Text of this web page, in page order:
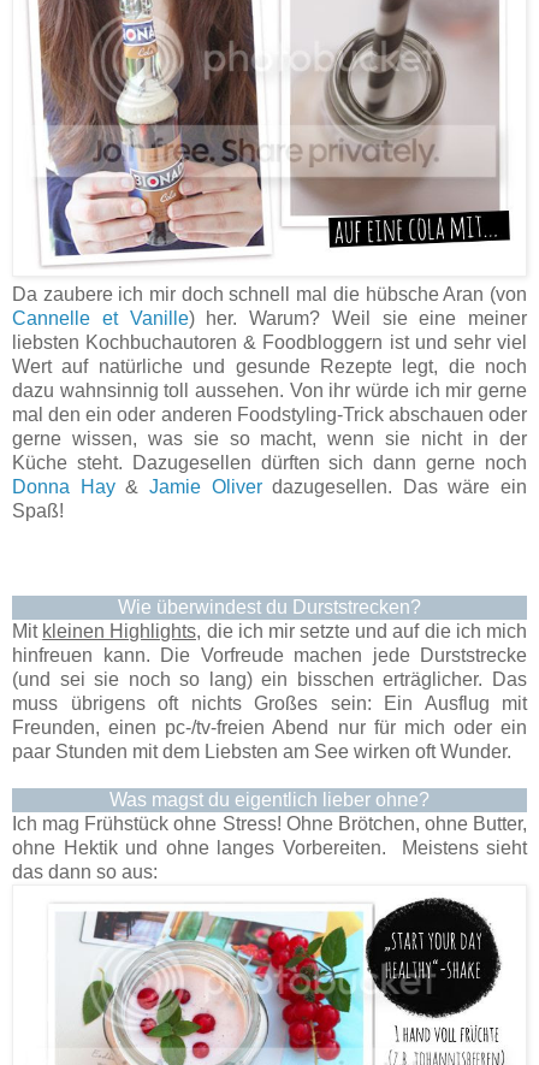
Da zaubere ich mir doch schnell mal die hübsche Aran (von
Cannelle et Vanille) her. Warum? Weil sie eine meiner
liebsten Kochbuchautoren & Foodbloggern ist und sehr viel
Wert auf natürliche und gesunde Rezepte legt, die noch
dazu wahnsinnig toll aussehen. Von ihr würde ich mir gerne
mal den ein oder anderen Foodstyling-Trick abschauen oder
gerne wissen, was sie so macht, wenn sie nicht in der
Küche steht. Dazugesellen dürften sich dann gerne noch
Donna Hay& Jamie Oliverdazugesellen. Das wäre ein
Spaß!
Wie überwindest du Durststrecken?
Mit kleinen Highlights, die ich mir setzte und auf die ich mich
hinfreuen kann. Die Vorfreude machen jede Durststrecke
(und sei sie noch so lang) ein bisschen erträglicher. Das
muss übrigens oft nichts Großes sein: Ein Ausflug mit
Freunden, einen pc-/tv-freien Abend nur für mich oder ein
paar Stunden mit dem Liebsten am See wirken oft Wunder.
Was magst du eigentlich lieber ohne?
Ich mag Frühstück ohne Stress! Ohne Brötchen, ohne Butter,
ohne Hektik und ohne langes Vorbereiten. Meistens sieht
das dann so aus: